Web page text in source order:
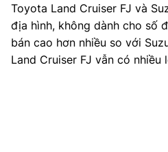
Toyota Land Cruiser FJ và
địa hình, không dành cho số
bán cao hơn nhiều so với
Land Cruiser FJ vẫn có nhiều